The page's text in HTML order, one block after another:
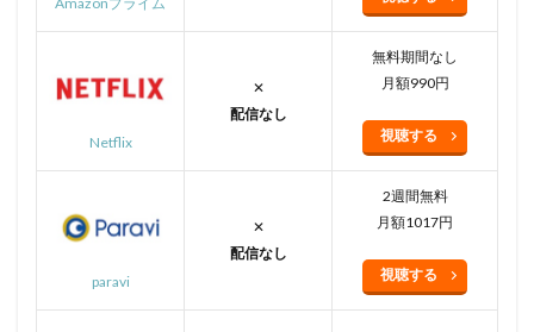
Netflix
✕
配信なし
無料期間なし
月額990円
視聴する
paravi
✕
配信なし
2週間無料
月額1017円
視聴する